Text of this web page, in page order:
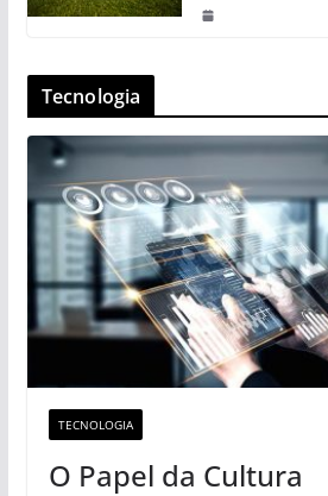
Tecnologia
TECNOLOGIA
O Papel da Cultura